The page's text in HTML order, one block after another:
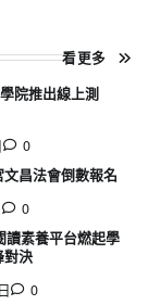
看更多
院推出線上測
0
昌法會倒數報名
0
讀素養平台燃起學
對決
0